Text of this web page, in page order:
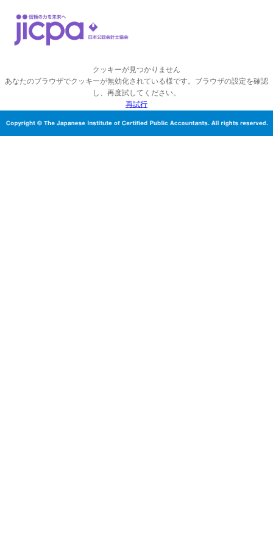
クッキーが見つかりません
あなたのブラウザでクッキーが無効化されている様です。ブラウザの設定を確認
し、再度試してください。
再試行